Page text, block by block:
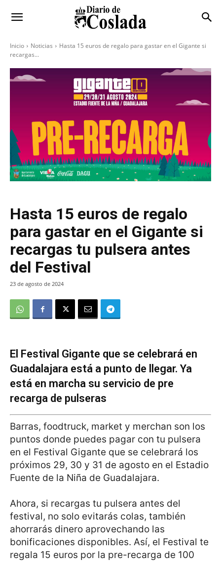
Inicio Noticias
Hasta 15 euros de regalo para gastar en el Gigante si
recargas...
Hasta 15 euros de regalo
para gastar en el Gigante si
recargas tu pulsera antes
del Festival
23 de agosto de 2024
El Festival Gigante que se celebrará en
Guadalajara está a punto de llegar. Ya
está en marcha su servicio de pre
recarga de pulseras
Barras, foodtruck, market y merchan son los
puntos donde puedes pagar con tu pulsera
en el Festival Gigante que se celebrará los
próximos 29, 30 y 31 de agosto en el Estadio
Fuente de la Niña de Guadalajara.
Ahora, si recargas tu pulsera antes del
festival, no solo evitarás colas, también
ahorrarás dinero aprovechando las
bonificaciones disponibles. Así, el Festival te
regala 15 euros por la pre-recarga de 100